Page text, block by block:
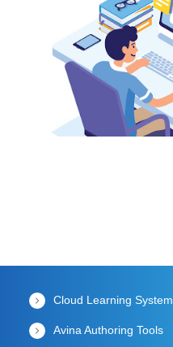
Cloud Learning System
Avina Authoring Tools